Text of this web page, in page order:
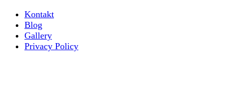
Kontakt
Blog
Gallery
Privacy Policy